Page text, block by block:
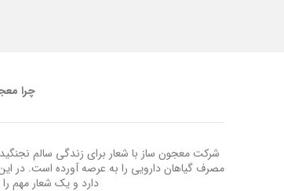
چرا
شرکت معجون ساز با شعار برای زندگی سالم
مصرف گیاهان دارویی را به عرصه آورده است. در
دارد و یک شعار مهم